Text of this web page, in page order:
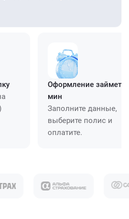
Оформление займет
мин
Заполните данные,
выберите полис и
оплатите.